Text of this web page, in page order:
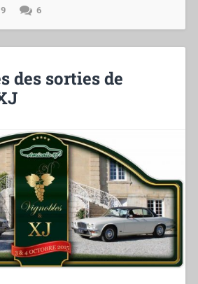
6
des sorties de